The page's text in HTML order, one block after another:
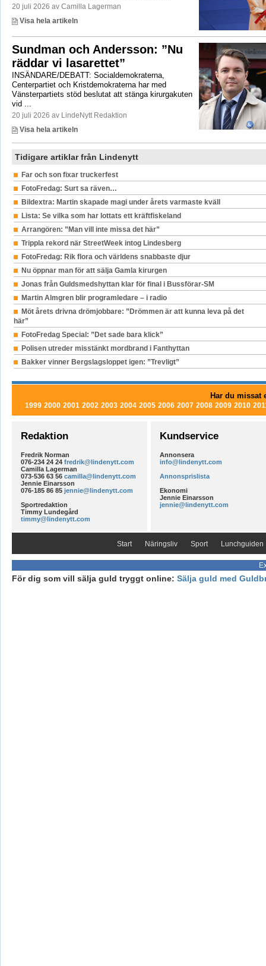
20 juli 2026 av Camilla Lagerman
Visa hela artikeln
Sundman och Andersson: ”Nu
räddar vi lasarettet”
INSÄNDARE/DEBATT: Socialdemokraterna,
Centerpartiet och Kristdemokraterna har med
Vänsterpartiets stöd beslutat att stänga kirurgakuten
vid ...
20 juli 2026 av LindeNytt Redaktion
Visa hela artikeln
Tidigare artiklar från Lindenytt
Far och son fixar truckerfest
FotoFredag: Surt sa räven…
Bildextra: Martin skapade magi under årets varmaste kväll
Lista: Se vilka som har lottats ett kräftfiskeland
Arrangören: ”Man vill inte missa det här”
Trippla rekord när StreetWeek intog Lindesberg
FotoFredag: Rik flora och världens snabbaste djur
Nu öppnar man för att sälja Gamla kirurgen
Jonas från Guldsmedshyttan klar för final i Bussförar-SM
Martin Almgren blir programledare – i radio
Möt årets drivna drömjobbare: ”Drömmen är att kunna leva på det
här”
FotoFredag Special: ”Det sade bara klick”
Polisen utreder misstänkt mordbrand i Fanthyttan
Bakker vinner Bergslagsloppet igen: ”Trevligt”
Har du missat
1999 2000 2001 2002 2003 2004 2005 2006 2007 2008 2009 2010
Redaktion
Fredrik Norman
076-234 24 24 fredrik@lindenytt.com
Camilla Lagerman
073-536 63 56 camilla@lindenytt.com
Jennie Einarsson
076-185 86 85 jennie@lindenytt.com
Sportredaktion
Timmy Lundegård
timmy@lindenytt.com
Kundservice
Annonsera
info@lindenytt.com
Annonsprislista
Ekonomi
Jennie Einarsson
jennie@lindenytt.com
Start Näringsliv Sport Lunchguiden
För dig som vill sälja guld tryggt online: Sälja guld med